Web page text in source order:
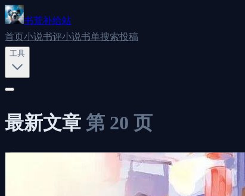
书荒补给站
首页小说书评小说书单搜索投稿
工具
最新文章 第 20 页